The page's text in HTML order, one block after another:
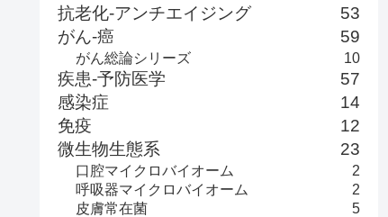
抗老化-アンチエイジング
53
がん-癌
59
がん総論シリーズ 10
疾患-予防医学
57
感染症
14
免疫
12
微生物生態系
23
口腔マイクロバイオーム
2
呼吸器マイクロバイオーム
2
皮膚常在菌
5